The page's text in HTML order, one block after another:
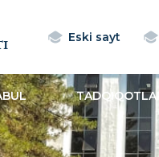
Eski sayt